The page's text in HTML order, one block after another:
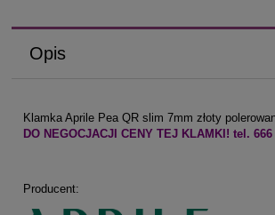
Opis
Klamka Aprile Pea QR slim 7mm złoty
DO NEGOCJACJI CENY TEJ KLAMKI! tel. 666
Producent: